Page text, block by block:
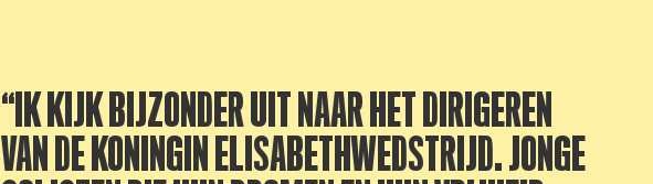
“IK KIJK BIJZONDER UIT NAAR HET DIRIGEREN
VAN DE KONINGIN ELISABETHWEDSTRIJD. JONGE